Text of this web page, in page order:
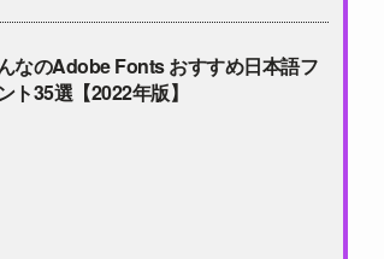
なのAdobe Fonts おすすめ日本語フ
ト35選【2022年版】